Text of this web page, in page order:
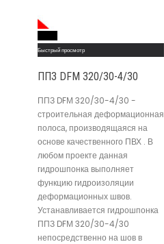
Быстрый просмотр
ППЗ DFМ 320/30-4/30
ППЗ DFМ 320/30-4/30 -
строительная деформационная
полоса, производящаяся на
основе качественного ПВХ . В
любом проекте данная
гидрошпонка выполняет
функцию гидроизоляции
деформационных швов.
Устанавливается гидрошпонка
ППЗ DFМ 320/30-4/30
непосредственно на шов в